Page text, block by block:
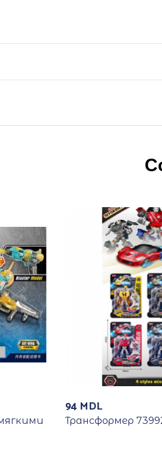
94 MDL
Трансформер